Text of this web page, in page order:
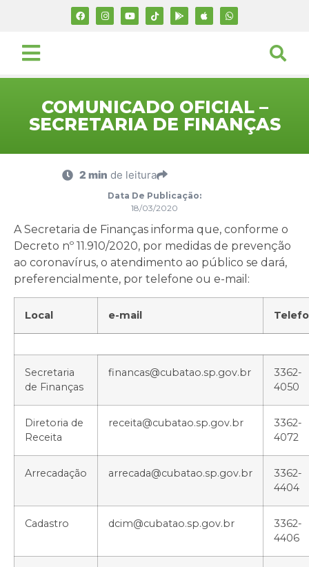
COMUNICADO OFICIAL –
SECRETARIA DE FINANÇAS
2 min de leitura
Data De Publicação:
18/03/2020
A Secretaria de Finanças informa que, conforme o
Decreto nº 11.910/2020, por medidas de prevenção
ao coronavírus, o atendimento ao público se dará,
preferencialmente, por telefone ou e-mail:
Local e-mail
Secretaria
de Finanças
financas@cubatao.sp.gov.br
3362-
4050
Diretoria de
Receita
receita@cubatao.sp.gov.br
3362-
4072
Arrecadação arrecada@cubatao.sp.gov.br
3362-
4404
Cadastro dcim@cubatao.sp.gov.br
3362-
4406